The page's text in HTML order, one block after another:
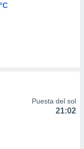
Puesta del sol
21:02